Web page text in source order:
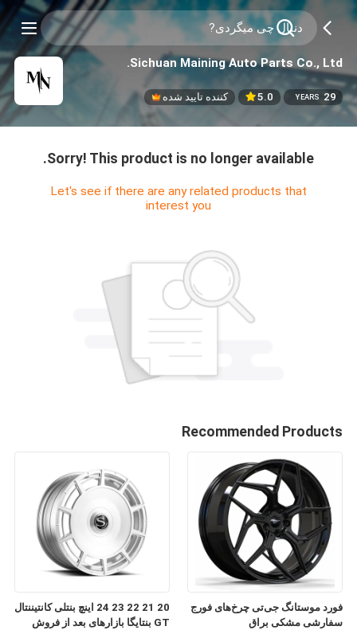
Sichuan Maining Auto Parts Co., Ltd.
29
YEARS
5.0 کننده تایید شده
Sorry! This product is no longer available.
Let's see if there are any related products that
interest you
Recommended Products
20 21 22 23 24 اینچ بنتلی کانتیننتال
GT بنتایگا بازارهای بعد از فروش
فورد موستانگ جی‌تی چرخ‌های فورج
سفارشی مشکی براق